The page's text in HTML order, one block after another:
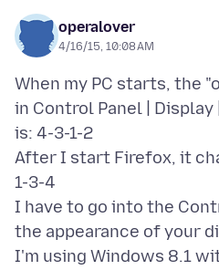
operalover
4/16/15, 10:08 AM
When my PC starts, the
in Control Panel |
is: 4-3-1-2
After I start Firefox, it
1-3-4
I have to go into the
the appearance of your
I'm using Windows 8.1